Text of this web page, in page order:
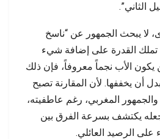
الثاني”.
لا يبحث الجمهور عن “ناسخ
القدرة على إضافة شيء
الأب نجماً معروفاً، فإن ذلك
أن يخففها. لأن المقارنة تصبح
والجمهور المغربي، رغم عاطفيته،
يكتشف بسرعة الفرق بين
على الرصيد العائلي.